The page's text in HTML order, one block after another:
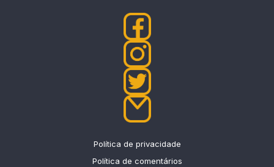
Política de privacidade
Política de comentários